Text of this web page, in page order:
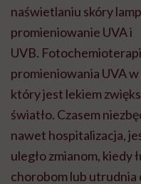
naświetlaniu skóry
promieniowanie UVA i
UVB.
promieniowania UVA
który jest lekiem
światło. Czasem
nawet hospitalizacja,
uległo zmianom, kiedy
chorobom lub